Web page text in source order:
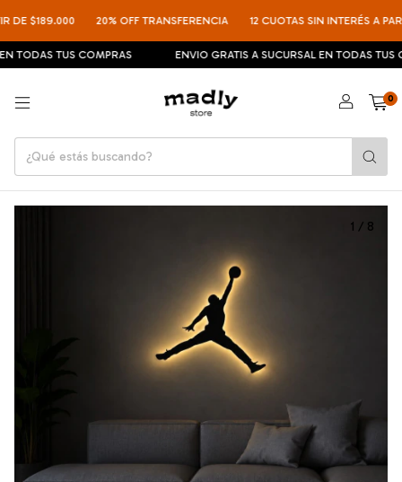
$189.000 20% OFF TRANSFERENCIA 12 CUOTAS SIN INTERÉS A
TUS COMPRAS ENVIO GRATIS A SUCURSAL EN TODAS TUS
0
1 / 8